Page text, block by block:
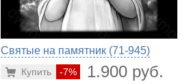
Святые на памятник (71-945)
-7% 1.900 руб.
Купить